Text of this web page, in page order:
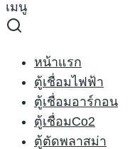
Skip
to
เมนู
หน้าแรก
ตู้เชื่อมไฟฟ้า
ตู้เชื่อมอาร์กอน
ตู้เชื่อมCo2
ตู้ตัดพลาสม่า
Search
อิน เวอร์เตอร์
อิน เวอร์เตอร์